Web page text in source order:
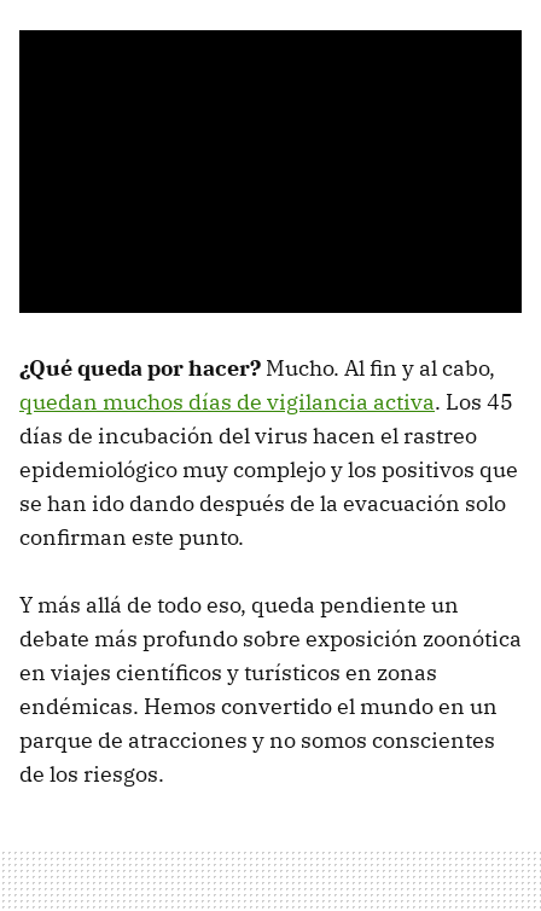
¿Qué queda por hacer? Mucho. Al fin y al cabo,
quedan muchos días de vigilancia activa. Los 45
días de incubación del virus hacen el rastreo
epidemiológico muy complejo y los positivos que
se han ido dando después de la evacuación solo
confirman este punto.
Y más allá de todo eso, queda pendiente un
debate más profundo sobre exposición zoonótica
en viajes científicos y turísticos en zonas
endémicas. Hemos convertido el mundo en un
parque de atracciones y no somos conscientes
de los riesgos.